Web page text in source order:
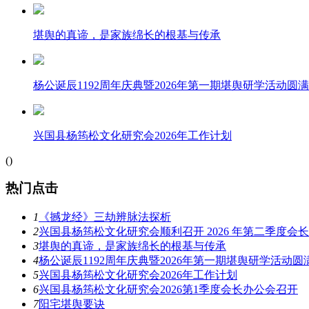
堪舆的真谛，是家族绵长的根基与传承
杨公诞辰1192周年庆典暨2026年第一期堪舆研学活动圆
兴国县杨筠松文化研究会2026年工作计划
()
热门点击
1
《撼龙经》三劫辨脉法探析
2兴国县杨筠松文化研究会顺利召开 2026 年第二季度会
3堪舆的真谛，是家族绵长的根基与传承
4杨公诞辰1192周年庆典暨2026年第一期堪舆研学活动圆
5兴国县杨筠松文化研究会2026年工作计划
6兴国县杨筠松文化研究会2026第1季度会长办公会召开
7阳宅堪舆要诀